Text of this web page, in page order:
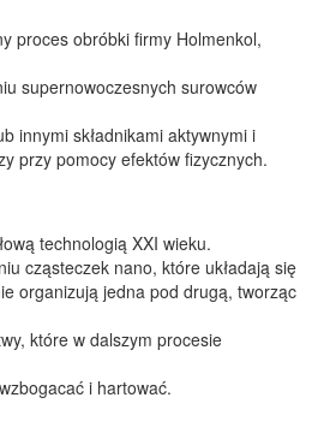
proces obróbki firmy Holmenkol,
supernowoczesnych surowców
innymi składnikami aktywnymi i
przy pomocy efektów fizycznych.
technologią XXI wieku.
cząsteczek nano, które układają się
organizują jedna pod drugą, tworząc
które w dalszym procesie
i hartować.